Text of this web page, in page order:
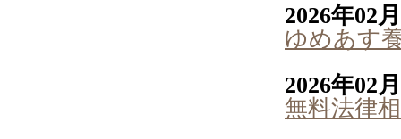
2026年02
ゆめあす
2026年02
無料法律